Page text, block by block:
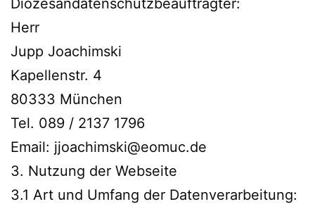
Diözesandatenschutzbeauftragter:
Herr
Jupp Joachimski
Kapellenstr. 4
80333 München
Tel. 089 / 2137 1796
Email: jjoachimski@eomuc.de
3. Nutzung der Webseite
3.1 Art und Umfang der Datenverarbeitung: